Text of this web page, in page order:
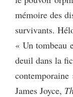
mémoire des
survivants.
« Un tombeau
deuil dans la
contemporaine
James Joyce,